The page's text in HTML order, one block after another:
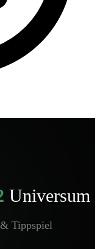
Universum
Tippspiel